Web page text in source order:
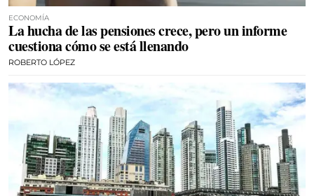
ECONOMÍA
La hucha de las pensiones crece, pero un informe
cuestiona cómo se está llenando
ROBERTO LÓPEZ